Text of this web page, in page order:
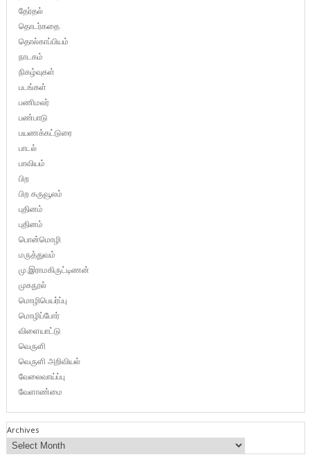
தேர்தல்
தொடர்கதை
தொல்காப்பியம்
நாடகம்
நிகழ்வுகள்
படங்கள்
பணிமலர்
பண்பாடு
பயணக்கட்டுரை
பாடல்
பாவியம்
பிற
பிற கருவூலம்
புதினம்
புதினம்
பொன்மொழி
மருத்துவம்
மு.இராமகிருட்டிணன்
முகநூல்
மொழிபெயர்ப்பு
மொழிப்போர்
விளையாட்டு
வெருளி
வெருளி அறிவியல்
வேலைவாய்ப்பு
வேளாண்மை
Archives